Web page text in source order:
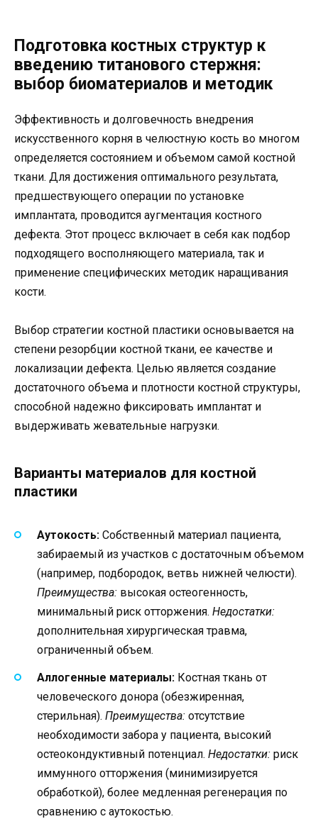
Подготовка костных структур к
введению титанового стержня:
выбор биоматериалов и методик
Эффективность и долговечность внедрения
искусственного корня в челюстную кость во многом
определяется состоянием и объемом самой костной
ткани. Для достижения оптимального результата,
предшествующего операции по установке
имплантата, проводится аугментация костного
дефекта. Этот процесс включает в себя как подбор
подходящего восполняющего материала, так и
применение специфических методик наращивания
кости.
Выбор стратегии костной пластики основывается на
степени резорбции костной ткани, ее качестве и
локализации дефекта. Целью является создание
достаточного объема и плотности костной структуры,
способной надежно фиксировать имплантат и
выдерживать жевательные нагрузки.
Варианты материалов для костной
пластики
Аутокость: Собственный материал пациента,
забираемый из участков с достаточным объемом
(например, подбородок, ветвь нижней челюсти).
Преимущества: высокая остеогенность,
минимальный риск отторжения. Недостатки:
дополнительная хирургическая травма,
ограниченный объем.
Аллогенные материалы: Костная ткань от
человеческого донора (обезжиренная,
стерильная). Преимущества: отсутствие
необходимости забора у пациента, высокий
остеокондуктивный потенциал. Недостатки: риск
иммунного отторжения (минимизируется
обработкой), более медленная регенерация по
сравнению с аутокостью.